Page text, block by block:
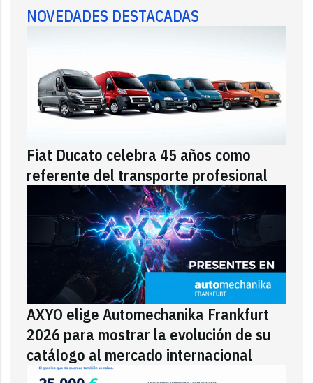
NOVEDADES DESTACADAS
Fiat Ducato celebra 45 años como
referente del transporte profesional
AXYO elige Automechanika Frankfurt
2026 para mostrar la evolución de su
catálogo al mercado internacional